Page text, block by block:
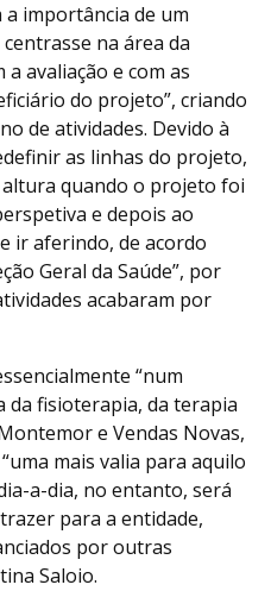
a importância de um
na área da
avaliação e com as
do projeto”, criando
de atividades. Devido à
as linhas do projeto,
altura quando o projeto foi
e depois ao
ir aferindo, de acordo
Geral da Saúde”, por
acabaram por
“num
da fisioterapia, da terapia
e Vendas Novas,
mais valia para aquilo
a-dia, no entanto, será
para a entidade,
por outras
Saloio.